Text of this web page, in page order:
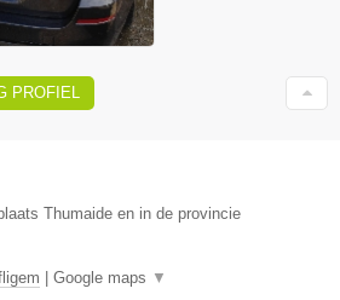
PROFIEL
Thumaide en in de provincie
Google maps ▼